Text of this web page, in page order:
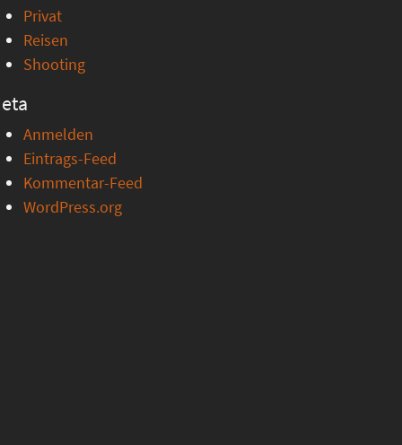
Privat
Reisen
Shooting
Anmelden
Eintrags-Feed
Kommentar-Feed
WordPress.org